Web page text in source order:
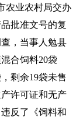
农业农村局交办
批准文号的复
，当事人勉县
合饲料20袋
剩余19袋未售
许可证和无产
反了《饲料和